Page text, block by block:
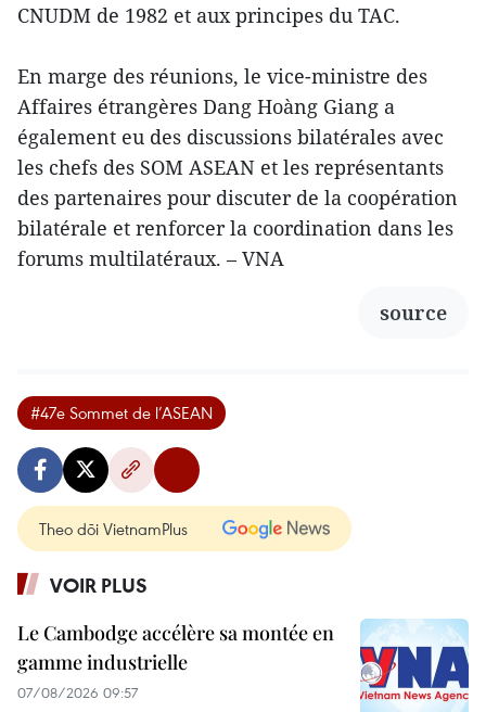
CNUDM de 1982 et aux principes du TAC.
En marge des réunions, le vice-ministre des
Affaires étrangères Dang Hoàng Giang a
également eu des discussions bilatérales avec
les chefs des SOM ASEAN et les représentants
des partenaires pour discuter de la coopération
bilatérale et renforcer la coordination dans les
forums multilatéraux. – VNA
source
#47e Sommet de l’ASEAN
Theo dõi VietnamPlus
VOIR PLUS
Le Cambodge accélère sa montée en
gamme industrielle
07/08/2026 09:57